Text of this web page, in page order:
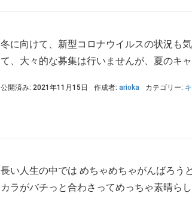
冬に向けて、新型コロナウイルスの状況も
て、大々的な募集は行いませんが、夏のキ
公開済み: 2021年11月15日 作成者: arioka カテゴリー:
長い人生の中では めちゃめちゃがんばろう
カラがバチっと合わさってめっちゃ素晴ら